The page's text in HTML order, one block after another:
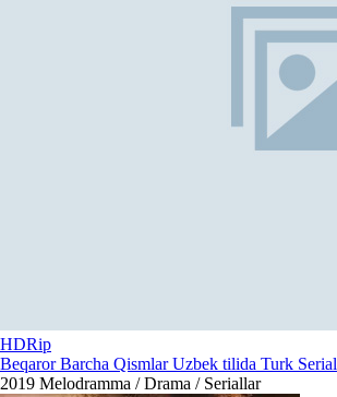
HDRip
Beqaror Barcha Qismlar Uzbek tilida Turk Serial
2019 Melodramma / Drama / Seriallar